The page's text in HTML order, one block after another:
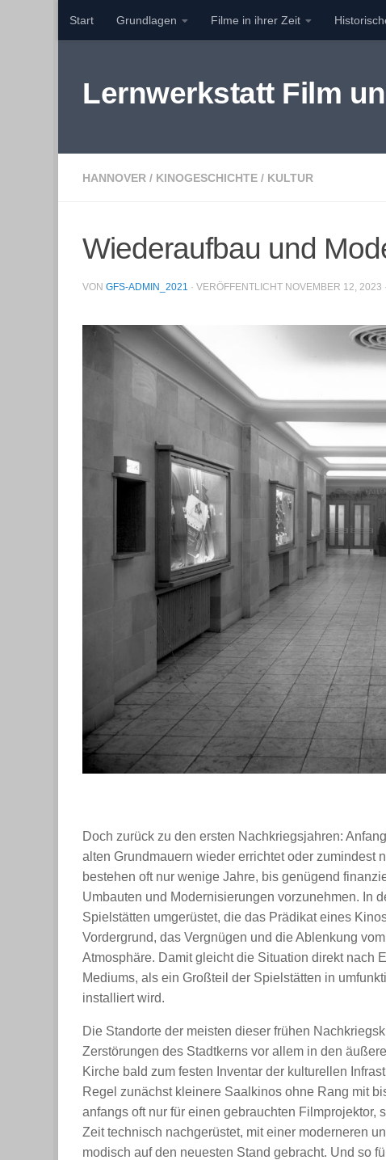
Zum Inhalt springen
Start Grundlagen Filme in ihrer Zeit
Lernwerkstatt Film
HANNOVER / KINOGESCHICHTE / KULTUR
Wiederaufbau und
VON GFS-ADMIN_2021 · VERÖFFENTLICHT NOVEMBER 12, 2023
Doch zurück zu den ersten Nachkriegsjahren:
alten Grundmauern wieder errichtet oder zumindest
bestehen oft nur wenige Jahre, bis genügend
Umbauten und Modernisierungen vorzunehmen. In
Spielstätten umgerüstet, die das Prädikat eines
Vordergrund, das Vergnügen und die Ablenkung
Atmosphäre. Damit gleicht die Situation direkt nach
Mediums, als ein Großteil der Spielstätten in
installiert wird.
Die Standorte der meisten dieser frühen
Zerstörungen des Stadtkerns vor allem in den
Kirche bald zum festen Inventar der kulturellen
Regel zunächst kleinere Saalkinos ohne Rang mit
anfangs oft nur für einen gebrauchten
Zeit technisch nachgerüstet, mit einer moderneren
modisch auf den neuesten Stand gebracht. Und so